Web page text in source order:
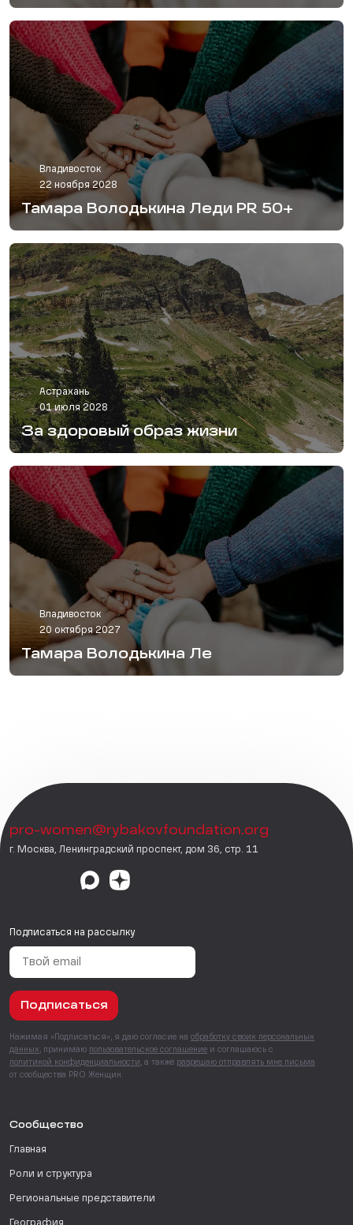
Владивосток
22 ноября 2028
Тамара Володькина Леди PR 50+
Астрахань
01 июля 2028
За здоровый образ жизни
Владивосток
20 октября 2027
Тамара Володькина Ле
pro-women@rybakovfoundation.org
г. Москва, Ленинградский проспект, дом 36, стр. 11
Подписаться на рассылку
Подписаться
Нажимая «Подписаться», я даю согласие на обработку своих персональных
данных , принимаю пользовательское соглашение и соглашаюсь с
политикой конфиденциальности , а также разрешаю отправлять мне письма
от сообщества PRO Женщин.
Сообщество
Главная
Роли и структура
Региональные представители